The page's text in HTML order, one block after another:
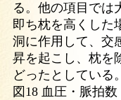
る。他の項目では
即ち枕を高くした
洞に作用して、交
昇を起こし、枕を
どったとしている。
図18 血圧・脈拍